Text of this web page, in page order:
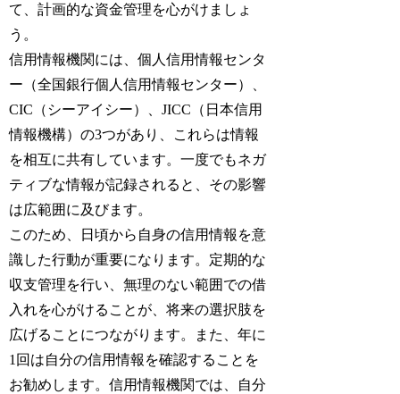
て、計画的な資金管理を心がけましょ
う。
信用情報機関には、個人信用情報センタ
ー（全国銀行個人信用情報センター）、
CIC（シーアイシー）、JICC（日本信用
情報機構）の3つがあり、これらは情報
を相互に共有しています。一度でもネガ
ティブな情報が記録されると、その影響
は広範囲に及びます。
このため、日頃から自身の信用情報を意
識した行動が重要になります。定期的な
収支管理を行い、無理のない範囲での借
入れを心がけることが、将来の選択肢を
広げることにつながります。また、年に
1回は自分の信用情報を確認することを
お勧めします。信用情報機関では、自分